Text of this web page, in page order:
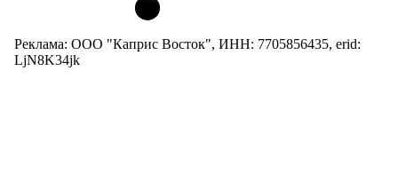
Реклама: ООО "Каприс Восток", ИНН: 7705856435, erid:
LjN8K34jk